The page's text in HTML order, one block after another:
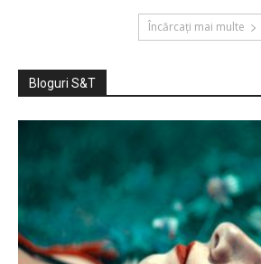
Încărcați mai multe
Bloguri S&T